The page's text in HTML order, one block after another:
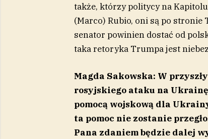
także, którzy politycy na
(Marco) Rubio, oni są po
senator powinien dostać od
taka retoryka Trumpa jest
Magda Sakowska: W
rosyjskiego ataku na
pomocą wojskową dla
ta pomoc nie zostanie
Pana zdaniem będzie dalej